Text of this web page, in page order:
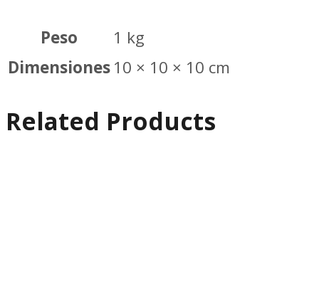
Peso
1 kg
Dimensiones10 × 10 × 10 cm
Related Products